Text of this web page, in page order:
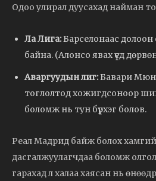
Одоо улирал дуусахад найман
Ла Лига:Барселонаас
байна. (Алонсо явах үед
Аваргуудын лиг:Бавари
тоглолтод хожигдсоноор
боломж нь тун бүрхэг болов.
Реал Мадрид байж болох
дасгалжуулагчдаа боломж
гарахад л халаа хаясан нь